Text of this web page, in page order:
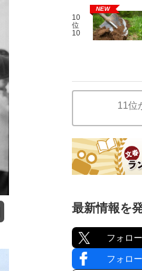
10
位
10
NEW
11位
最新情報を
フォロー
フォロー